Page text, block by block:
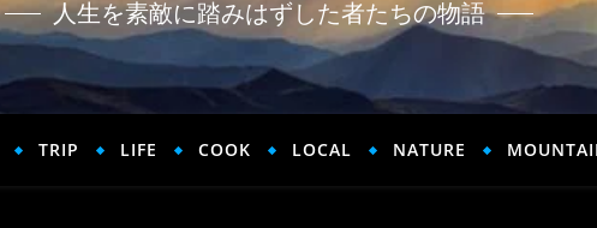
人生を素敵に踏みはずした者たちの物語
TRIP LIFE COOK LOCAL NATURE